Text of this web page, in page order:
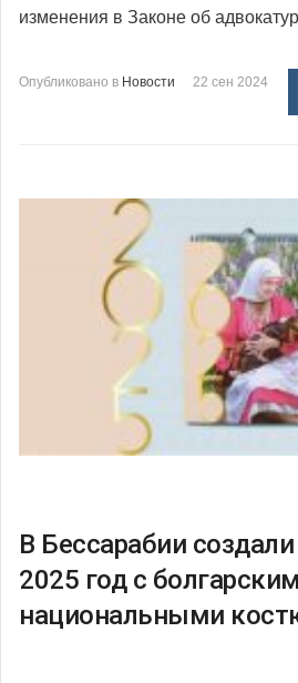
изменения в Законе об
Опубликовано в Новости 22 сен 2024
В Бессарабии
2025 год с
национальными